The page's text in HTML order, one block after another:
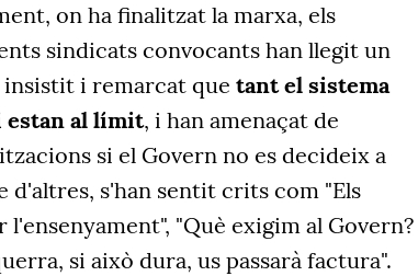
on ha finalitzat la marxa, els
sindicats convocants han llegit un
i remarcat que tant el sistema
estan al límit, i han amenaçat de
si el Govern no es decideix a
s'han sentit crits com "Els
"Què exigim al Govern?
si això dura, us passarà factura".